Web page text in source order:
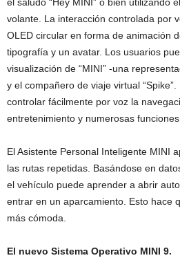
el saludo “Hey MINI” o bien utilizando
volante. La interacción controlada por
OLED circular en forma de animación
tipografía y un avatar. Los usuarios
visualización de “MINI” -una
y el compañero de viaje virtual
controlar fácilmente por voz la
entretenimiento y numerosas
El Asistente Personal Inteligente MINI
las rutas repetidas. Basándose en
el vehículo puede aprender a abrir
entrar en un aparcamiento. Esto hace
más cómoda.
El nuevo Sistema Operativo MINI 9.